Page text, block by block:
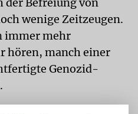
wenige Zeitzeugen.
immer mehr
hören, manch einer
Genozid-